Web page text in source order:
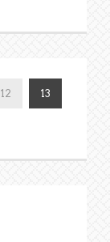
12 13